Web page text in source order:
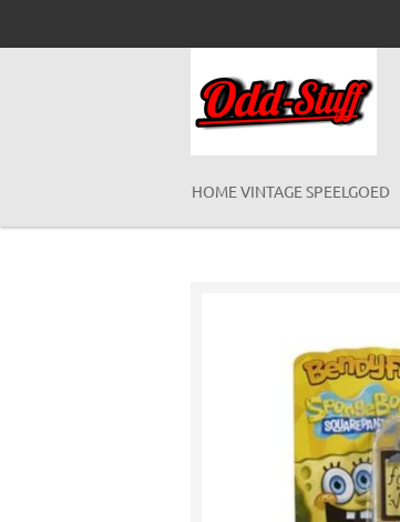
HOME VINTAGE SPEELGOED